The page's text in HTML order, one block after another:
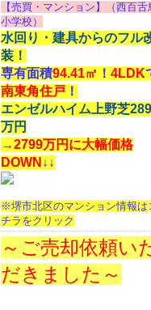
【売買・マンション】（西百舌
小学校）
水回り・建具からのフル
装！
専有面積94.41㎡ ！ 4LDK
南東角住戸 ！
エンゼルハイム上野芝
万円
→2799万円に大幅価格
DOWN ↓↓
※堺市北区のマンション情報は
チラをクリック
～ご売却依頼い
だきました～